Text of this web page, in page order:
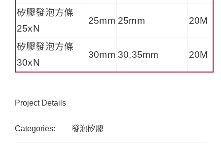
矽膠發泡方條
25xN
25mm 25mm 20M
矽膠發泡方條
30xN
30mm 30,35mm 20M
Project Details
Categories: 發泡矽膠